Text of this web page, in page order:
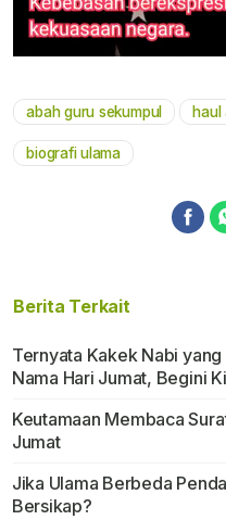
abah guru sekumpul haul
biografi ulama
Berita Terkait
Ternyata Kakek Nabi
Nama Hari Jumat, Begini
Keutamaan Membaca
Jumat
Jika Ulama Berbeda
Bersikap?